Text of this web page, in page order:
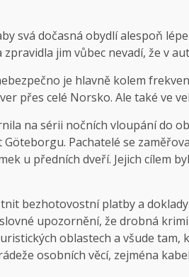
svá dočasná obydlí alespoň
jim vůbec nevadí, že v
je hlavně kolem
přes celé Norsko. Ale také ve
na sérii nočních vloupání do
Pachatelé se
u předních dveří. Jejich cílem
bezhotovostní platby a
upozornění, že drobná
oblastech a všude tam,
osobních věcí, zejména